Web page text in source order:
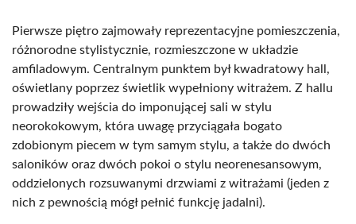
Pierwsze piętro zajmowały reprezentacyjne pomieszczenia,
różnorodne stylistycznie, rozmieszczone w układzie
amfiladowym. Centralnym punktem był kwadratowy hall,
oświetlany poprzez świetlik wypełniony witrażem. Z hallu
prowadziły wejścia do imponującej sali w stylu
neorokokowym, która uwagę przyciągała bogato
zdobionym piecem w tym samym stylu, a także do dwóch
saloników oraz dwóch pokoi o stylu neorenesansowym,
oddzielonych rozsuwanymi drzwiami z witrażami (jeden z
nich z pewnością mógł pełnić funkcję jadalni).